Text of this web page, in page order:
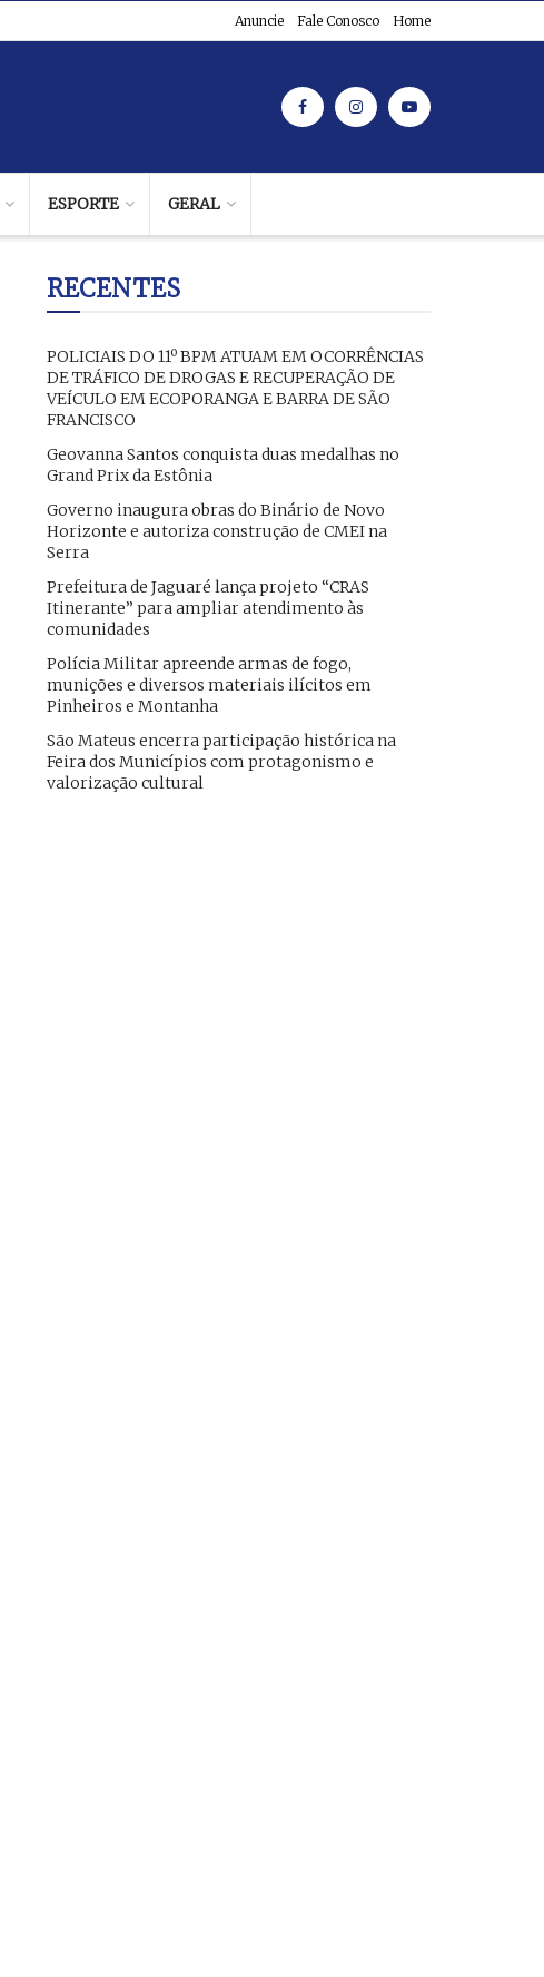
Anuncie Fale Conosco Home
ESPORTE GERAL
RECENTES
POLICIAIS DO 11º BPM ATUAM EM OCORRÊNCIAS
DE TRÁFICO DE DROGAS E RECUPERAÇÃO DE
VEÍCULO EM ECOPORANGA E BARRA DE SÃO
FRANCISCO
Geovanna Santos conquista duas medalhas no
Grand Prix da Estônia
Governo inaugura obras do Binário de Novo
Horizonte e autoriza construção de CMEI na
Serra
Prefeitura de Jaguaré lança projeto “CRAS
Itinerante” para ampliar atendimento às
comunidades
Polícia Militar apreende armas de fogo,
munições e diversos materiais ilícitos em
Pinheiros e Montanha
São Mateus encerra participação histórica na
Feira dos Municípios com protagonismo e
valorização cultural